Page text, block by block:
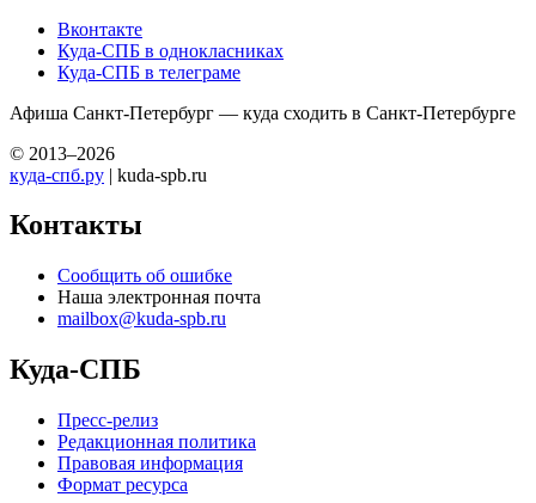
Вконтакте
Куда-СПБ в однокласниках
Куда-СПБ в телеграме
Афиша Санкт-Петербург — куда сходить в Санкт-Петербурге
© 2013–2026
куда-спб.ру | kuda-spb.ru
Контакты
Сообщить об ошибке
Наша электронная почта
mailbox@kuda-spb.ru
Куда-СПБ
Пресс-релиз
Редакционная политика
Правовая информация
Формат ресурса